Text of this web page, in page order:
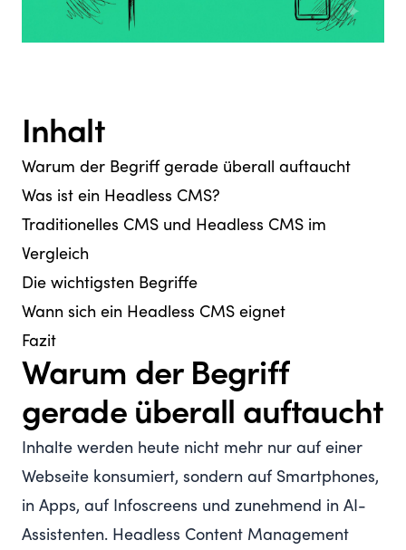
Inhalt
Warum der Begriff gerade überall auftaucht
Was ist ein Headless CMS?
Traditionelles CMS und Headless CMS im
Vergleich
Die wichtigsten Begriffe
Wann sich ein Headless CMS eignet
Fazit
Warum der Begriff
gerade überall auftaucht
Inhalte werden heute nicht mehr nur auf einer
Webseite konsumiert, sondern auf Smartphones,
in Apps, auf Infoscreens und zunehmend in AI-
Assistenten. Headless Content Management